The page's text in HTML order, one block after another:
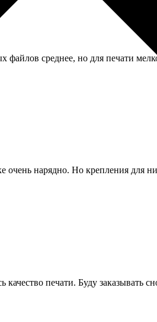
среднее, но для печати
очень нарядно. Но крепления
печати. Буду заказывать